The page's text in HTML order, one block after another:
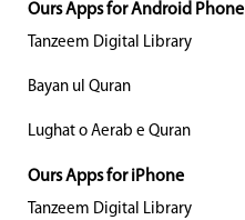
Ours Apps for Android Phone
Tanzeem Digital Library
Bayan ul Quran
Lughat o Aerab e Quran
Ours Apps for iPhone
Tanzeem Digital Library